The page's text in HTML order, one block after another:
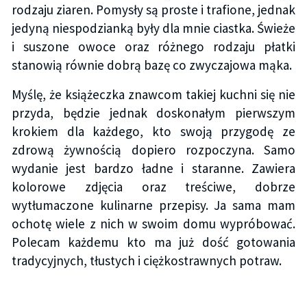
rodzaju ziaren. Pomysły są proste i trafione, jednak
jedyną niespodzianką były dla mnie ciastka. Świeże
i suszone owoce oraz różnego rodzaju płatki
stanowią równie dobrą bazę co zwyczajowa mąka.
Myślę, że książeczka znawcom takiej kuchni się nie
przyda, będzie jednak doskonałym pierwszym
krokiem dla każdego, kto swoją przygodę ze
zdrową żywnością dopiero rozpoczyna. Samo
wydanie jest bardzo ładne i staranne. Zawiera
kolorowe zdjęcia oraz treściwe, dobrze
wytłumaczone kulinarne przepisy. Ja sama mam
ochotę wiele z nich w swoim domu wypróbować.
Polecam każdemu kto ma już dość gotowania
tradycyjnych, tłustych i ciężkostrawnych potraw.